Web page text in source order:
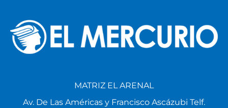
MATRIZ EL ARENAL
Av. De Las Américas y Francisco Ascázubi Telf.